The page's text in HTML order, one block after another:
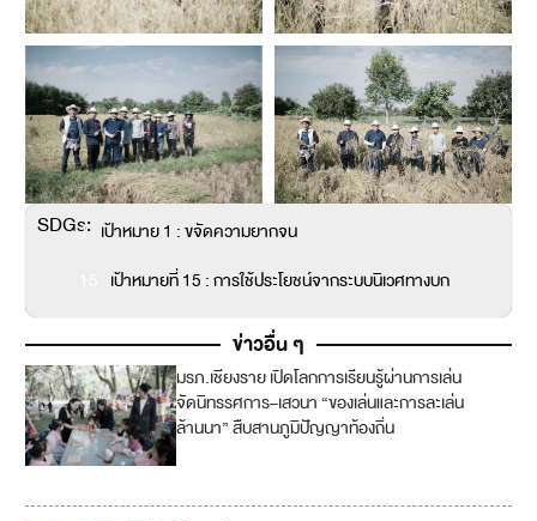
SDGs:
1 เป้าหมาย 1 : ขจัดความยากจน
เป้าหมายที่ 15 : การใช้ประโยชน์จากระบบนิเวศทางบก
ข่าวอื่น ๆ
มรภ.เชียงราย เปิดโลกการเรียนรู้ผ่านการเล่น
จัดนิทรรศการ–เสวนา “ของเล่นและการละเล่น
ล้านนา” สืบสานภูมิปัญญาท้องถิ่น